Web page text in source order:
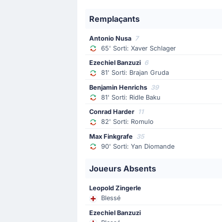
Felix Nmecha
Borussia Dortmund procède à son
64'
Changement de joueur
Luca Reggiani
Yan Couto
54'
Carte jaune
L'arbitre sort un carton jaune pour
Remplaçants
Antonio Nusa 7
65' Sorti: Xaver Schlager
Ezechiel Banzuzi 6
81' Sorti: Brajan Gruda
Benjamin Henrichs 39
81' Sorti: Ridle Baku
Conrad Harder 11
82' Sorti: Romulo
Max Finkgrafe 35
90' Sorti: Yan Diomande
Joueurs Absents
Leopold Zingerle
Blessé
Ezechiel Banzuzi